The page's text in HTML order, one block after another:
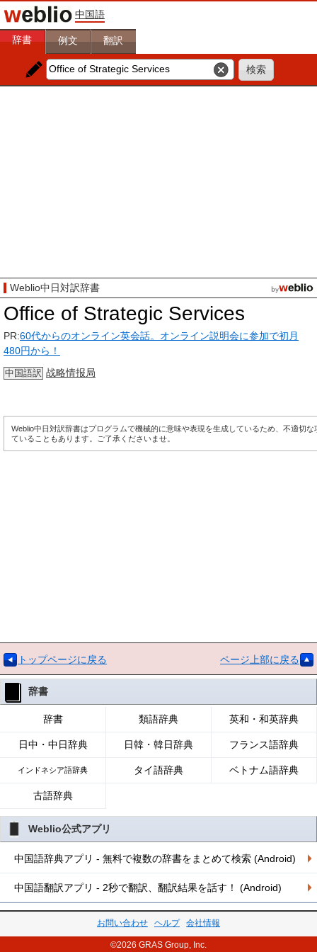
中国語
辞書 例文 翻訳
Weblio中日対訳辞書
Office of Strategic Services
PR:60代からのオンライン英会話。オンライン説明会に参加で初月
480円から！
中国語訳 战略情报局
Weblio中日対訳辞書はプログラムで機械的に意味や表現を生成しているため、不適切な
ていることもあります。ご了承くださいませ。
トップページに戻る ページ上部に戻る
辞書
辞書 類語辞典 英和・和英辞典
日中・中日辞典 日韓・韓日辞典 フランス語辞典
インドネシア語辞典 タイ語辞典 ベトナム語辞典
古語辞典
Weblio公式アプリ
中国語辞典アプリ - 無料で複数の辞書をまとめて検索 (Android)
中国語翻訳アプリ - 2秒で翻訳、翻訳結果を話す！ (Android)
お問い合わせ ヘルプ 会社情報
©2026 GRAS Group, Inc.